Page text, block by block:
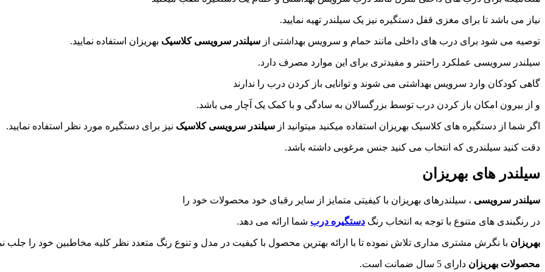
نیاز می باشد تا برای مغزی قفل دستگیره نیز یک سیلندر تهیه نمایید.
توصیه می شود برای درب های داخلی مانند حمام و سرویس بهداشتی از سیلندر سرویسی کلاسیک بهریزان استفاده نمایید.
سیلندر سرویسی عملکرد راحتتر و مفیدتری برای این موارد مصرف دارد.
گاهی کودکان وارد سرویس بهداشتی می شوند و توانایی باز کردن درب را ندارند
و از بیرون امکان باز کردن درب توسط بزرگسالان به سادگی و با کمک یک آچار می باشد.
اگر شما از دستگیره های کلاسیک بهریزان استفاده میکنید میتوانید از سیلندر سرویسی کلاسیک نیز برای دستگیره مورد نظر استفاده نمایید.
دقت کنید سیلندری که انتخاب می کنید جنس مرغوبی داشته باشد.
سیلندر های بهریزان
سیلندر سرویسی ، سیلندرهای بهریزان با کیفیتی متمایز از سایر رقبای خود محصولات خود را
در رنگبندی های متنوع با توجه به انتخاب رنگ دستگیره درب شما ارائه می دهد.
بهریزان با نگرش مشتری مداری تلاش نموده تا با ارائه بهترین محصول با کیفیت در مدل و تنوع رنگ متعدد نظر کلیه مخاطبین خود را جلب
محصولات بهریزان دارای 5 سال ضمانت است.